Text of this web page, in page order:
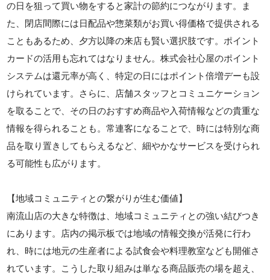
の日を狙って買い物をすると家計の節約につながります。ま
た、閉店間際には日配品や惣菜類がお買い得価格で提供される
こともあるため、夕方以降の来店も賢い選択肢です。ポイント
カードの活用も忘れてはなりません。株式会社心屋のポイント
システムは還元率が高く、特定の日にはポイント倍増デーも設
けられています。さらに、店舗スタッフとコミュニケーション
を取ることで、その日のおすすめ商品や入荷情報などの貴重な
情報を得られることも。常連客になることで、時には特別な商
品を取り置きしてもらえるなど、細やかなサービスを受けられ
る可能性も広がります。
【地域コミュニティとの繋がりが生む価値】
南流山店の大きな特徴は、地域コミュニティとの強い結びつき
にあります。店内の掲示板では地域の情報交換が活発に行わ
れ、時には地元の生産者による試食会や料理教室なども開催さ
れています。こうした取り組みは単なる商品販売の場を超え、